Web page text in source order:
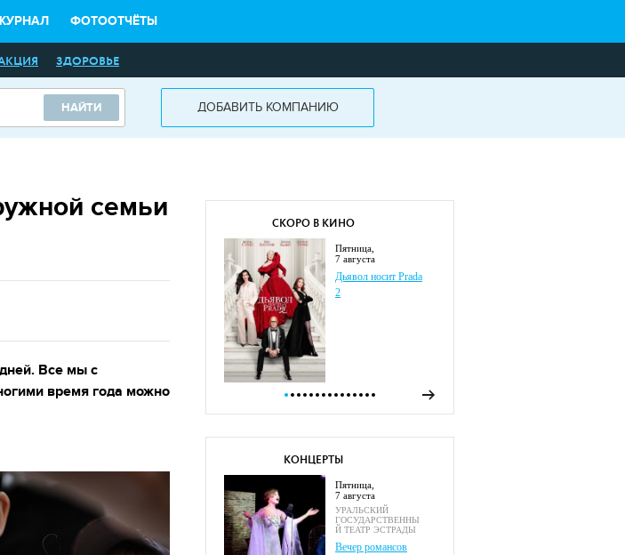
ФОТООТЧЁТЫ
ЗДОРОВЬЕ
НАЙТИ ДОБАВИТЬ КОМПАНИЮ
семьи
Все мы с
время года можно
СКОРО В КИНО
пятница,
7 августа
Дьявол носит Prada
2
КОНЦЕРТЫ
пятница,
7 августа
УРАЛЬСКИЙ
ГОСУДАРСТВЕННЫ
Й ТЕАТР ЭСТРАДЫ
Вечер романсов